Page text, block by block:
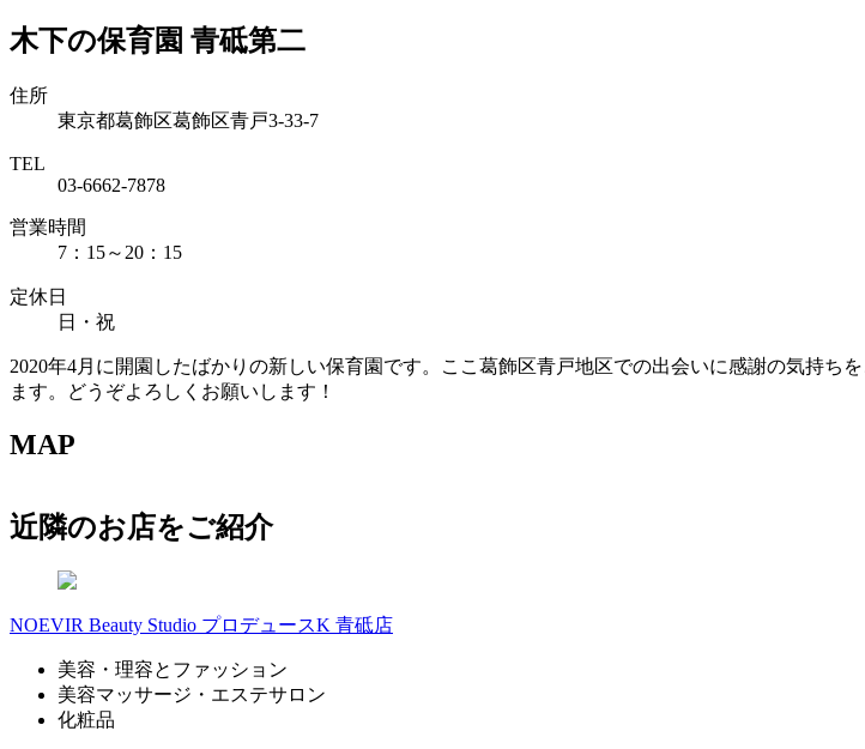
木下の保育園 青砥第二
住所
東京都葛飾区葛飾区青戸3-33-7
TEL
03-6662-7878
営業時間
7：15～20：15
定休日
日・祝
2020年4月に開園したばかりの新しい保育園です。ここ葛飾区青戸地区での出会いに感謝の気持
ます。どうぞよろしくお願いします！
MAP
近隣のお店をご紹介
NOEVIR Beauty Studio プロデュースK 青砥店
美容・理容とファッション
美容マッサージ・エステサロン
化粧品